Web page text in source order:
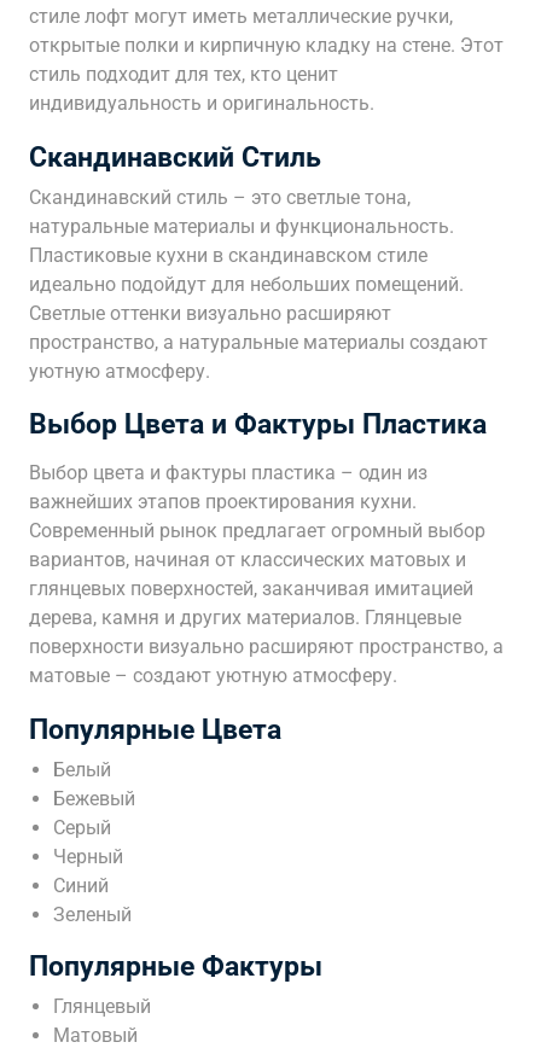
стиле лофт могут иметь металлические ручки,
открытые полки и кирпичную кладку на стене. Этот
стиль подходит для тех, кто ценит
индивидуальность и оригинальность.
Скандинавский Стиль
Скандинавский стиль – это светлые тона,
натуральные материалы и функциональность.
Пластиковые кухни в скандинавском стиле
идеально подойдут для небольших помещений.
Светлые оттенки визуально расширяют
пространство, а натуральные материалы создают
уютную атмосферу.
Выбор Цвета и Фактуры Пластика
Выбор цвета и фактуры пластика – один из
важнейших этапов проектирования кухни.
Современный рынок предлагает огромный выбор
вариантов, начиная от классических матовых и
глянцевых поверхностей, заканчивая имитацией
дерева, камня и других материалов. Глянцевые
поверхности визуально расширяют пространство, а
матовые – создают уютную атмосферу.
Популярные Цвета
Белый
Бежевый
Серый
Черный
Синий
Зеленый
Популярные Фактуры
Глянцевый
Матовый